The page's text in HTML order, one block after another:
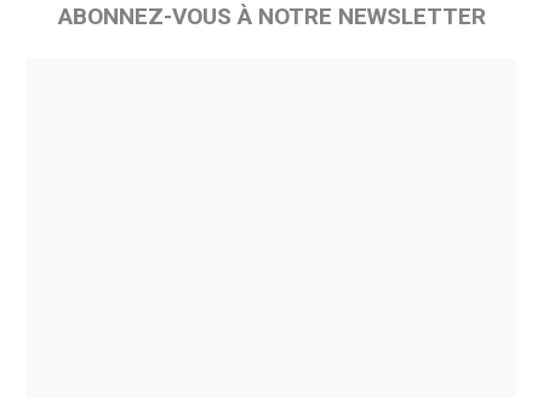
ABONNEZ-VOUS À NOTRE NEWSLETTER